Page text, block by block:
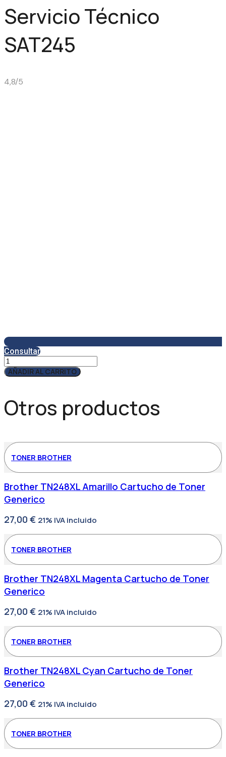
Servicio Técnico
SAT245
4,8/5
Consultar
Servicio
Técnico
SAT245
AÑADIR AL CARRITO
Otros productos
TONER BROTHER
Brother TN248XL Amarillo Cartucho de Toner
Generico
27,00 € 21% IVA incluido
TONER BROTHER
Brother TN248XL Magenta Cartucho de Toner
Generico
27,00 € 21% IVA incluido
TONER BROTHER
Brother TN248XL Cyan Cartucho de Toner
Generico
27,00 € 21% IVA incluido
TONER BROTHER